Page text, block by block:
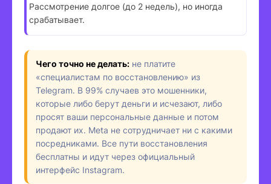
Рассмотрение долгое (до 2 недель), но иногда
срабатывает.
Чего точно не делать: не платите
«специалистам по восстановлению» из
Telegram. В 99% случаев это мошенники,
которые либо берут деньги и исчезают, либо
просят ваши персональные данные и потом
продают их. Meta не сотрудничает ни с какими
посредниками. Все пути восстановления
бесплатны и идут через официальный
интерфейс Instagram.